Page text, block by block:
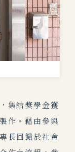
，集結獎學金獲
作。藉由參與
長回饋於社會